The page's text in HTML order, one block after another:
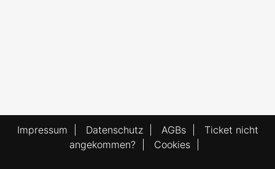
Impressum Datenschutz| AGBs| Ticket nicht
angekommen?
Cookies